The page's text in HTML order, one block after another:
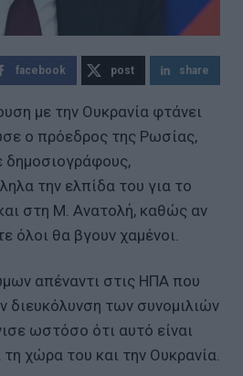
facebook post share
με την Ουκρανία φτάνει
ο πρόεδρος της Ρωσίας,
δημοσιογράφους,
την ελπίδα του για το
στη Μ. Ανατολή, καθώς αν
όλοι θα βγουν χαμένοι.
απέναντι στις ΗΠΑ που
διευκόλυνση των συνομιλιών
ωστόσο ότι αυτό είναι
χώρα του και την Ουκρανία.